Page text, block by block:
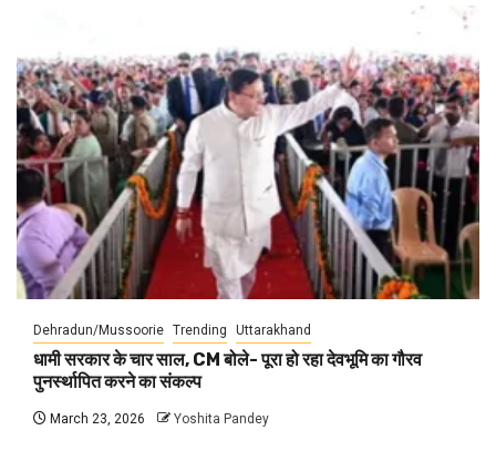
Dehradun/Mussoorie Trending Uttarakhand
धामी सरकार के चार साल, CM बोले- पूरा हो रहा देवभूमि का गौरव
पुनर्स्थापित करने का संकल्प
March 23, 2026 Yoshita Pandey